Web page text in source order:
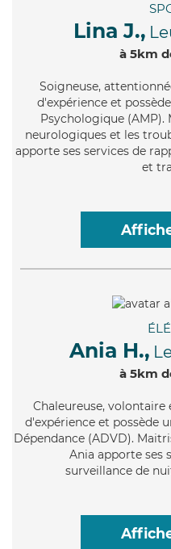
Lina J.,
à 5km
Soigneuse,
d'expérience et
Psychologique
neurologiques et les
apporte ses services de
et
Ania H.,
à 5km
Chaleureuse, volontaire
d'expérience et possède
Dépendance (ADVD).
Ania apporte ses
surveillance de